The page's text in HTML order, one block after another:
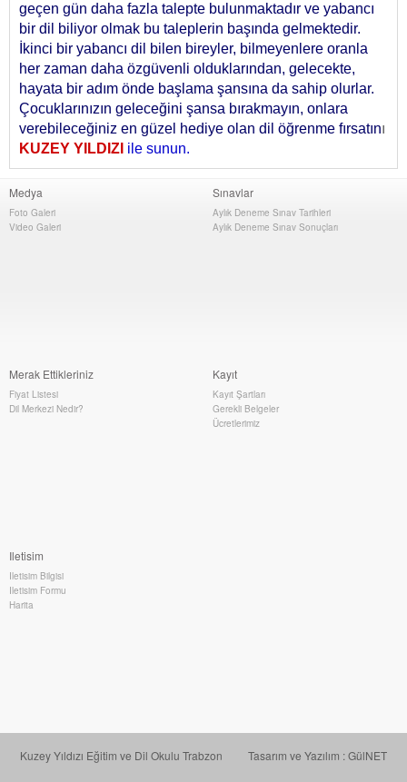
geçen gün daha fazla talepte bulunmaktadır ve yabancı
bir dil biliyor olmak bu taleplerin başında gelmektedir.
İkinci bir yabancı dil bilen bireyler, bilmeyenlere oranla
her zaman daha özgüvenli olduklarından, gelecekte,
hayata bir adım önde başlama şansına da sahip olurlar.
Çocuklarınızın geleceğini şansa bırakmayın, onlara
verebileceğiniz en güzel hediye olan dil öğrenme fırsatını
KUZEY YILDIZI ile sunun.
Medya
Foto Galeri
Video Galeri
Sınavlar
Aylık Deneme Sınav Tarihleri
Aylık Deneme Sınav Sonuçları
Merak Ettikleriniz
Fiyat Listesi
Dil Merkezi Nedir?
Kayıt
Kayıt Şartları
Gerekli Belgeler
Ücretlerimiz
Iletisim
Iletisim Bilgisi
Iletisim Formu
Harita
Tasarım ve Yazılım : GülNET
Kuzey Yıldızı Eğitim ve Dil Okulu Trabzon